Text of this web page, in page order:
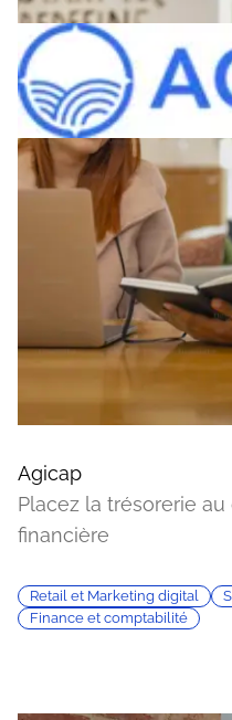
Agicap
Placez la trésorerie
financière
Retail et Marketing digital
Finance et comptabilité